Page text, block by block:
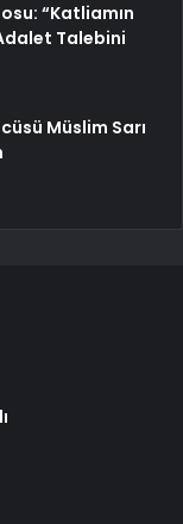
“Katliamın
Talebini
Müslim Sarı